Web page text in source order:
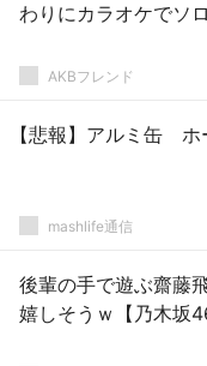
わりにカラオケでソ
AKBフレンド
【悲報】アルミ缶
mashlife通信
後輩の手で遊ぶ齋藤
嬉しそうｗ【乃木坂